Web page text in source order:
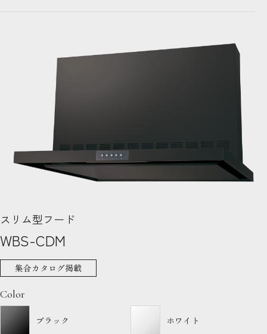
スリム型フード
WBS-CDM
集合カタログ掲載
Color
ブラック ホワイト